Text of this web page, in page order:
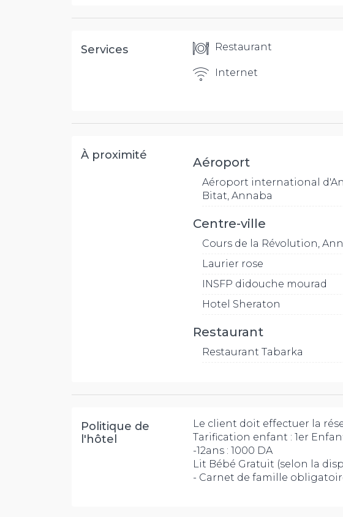
Services Restaurant
Internet
À proximité Aéroport
Aéroport international
Bitat, Annaba
Centre-ville
Cours de la Révolution,
Laurier rose
INSFP didouche mourad
Hotel Sheraton
Restaurant
Restaurant Tabarka
Politique de
l'hôtel
Le client doit effectuer la
Tarification enfant : 1er
-12ans : 1000 DA
Lit Bébé Gratuit (selon la
- Carnet de famille